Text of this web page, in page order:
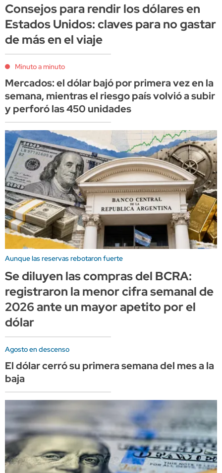
Consejos para rendir los dólares en
Estados Unidos: claves para no gastar
de más en el viaje
Minuto a minuto
Mercados: el dólar bajó por primera vez en la
semana, mientras el riesgo país volvió a subir
y perforó las 450 unidades
Aunque las reservas rebotaron fuerte
Se diluyen las compras del BCRA:
registraron la menor cifra semanal de
2026 ante un mayor apetito por el
dólar
Agosto en descenso
El dólar cerró su primera semana del mes a la
baja